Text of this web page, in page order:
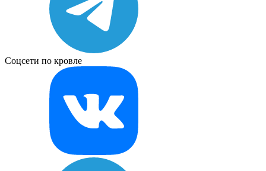
Соцсети по кровле